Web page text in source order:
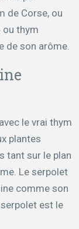
de Corse, ou
ou thym
de son arôme.
le vrai thym
plantes
tant sur le plan
Le serpolet
comme son
est le